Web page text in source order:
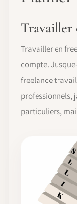
Travailler
Travailler en
compte.
freelance
professionnels,
particuliers,